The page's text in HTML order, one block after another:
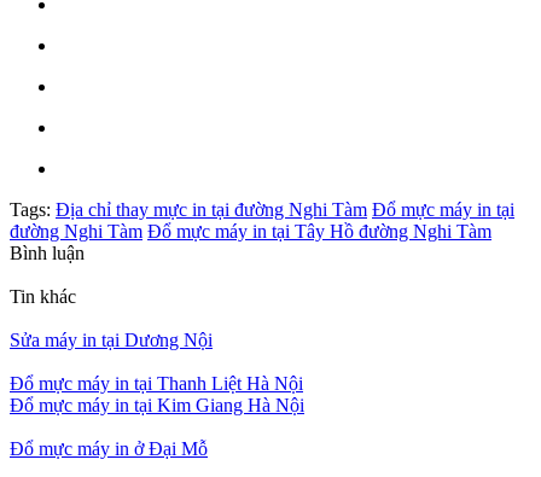
Tags: Địa chỉ thay mực in tại đường Nghi Tàm Đổ mực máy in tại
đường Nghi Tàm Đổ mực máy in tại Tây Hồ đường Nghi Tàm
Bình luận
Tin khác
Sửa máy in tại Dương Nội
Đổ mực máy in tại Thanh Liệt Hà Nội
Đổ mực máy in tại Kim Giang Hà Nội
Đổ mực máy in ở Đại Mỗ